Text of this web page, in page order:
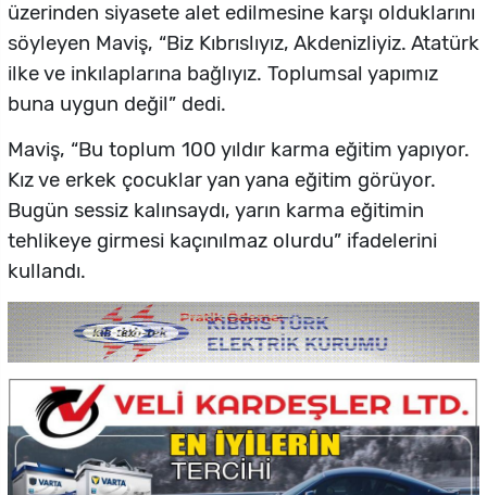
üzerinden siyasete alet edilmesine karşı olduklarını
söyleyen Maviş, “Biz Kıbrıslıyız, Akdenizliyiz. Atatürk
ilke ve inkılaplarına bağlıyız. Toplumsal yapımız
buna uygun değil” dedi.
Maviş, “Bu toplum 100 yıldır karma eğitim yapıyor.
Kız ve erkek çocuklar yan yana eğitim görüyor.
Bugün sessiz kalınsaydı, yarın karma eğitimin
tehlikeye girmesi kaçınılmaz olurdu” ifadelerini
kullandı.